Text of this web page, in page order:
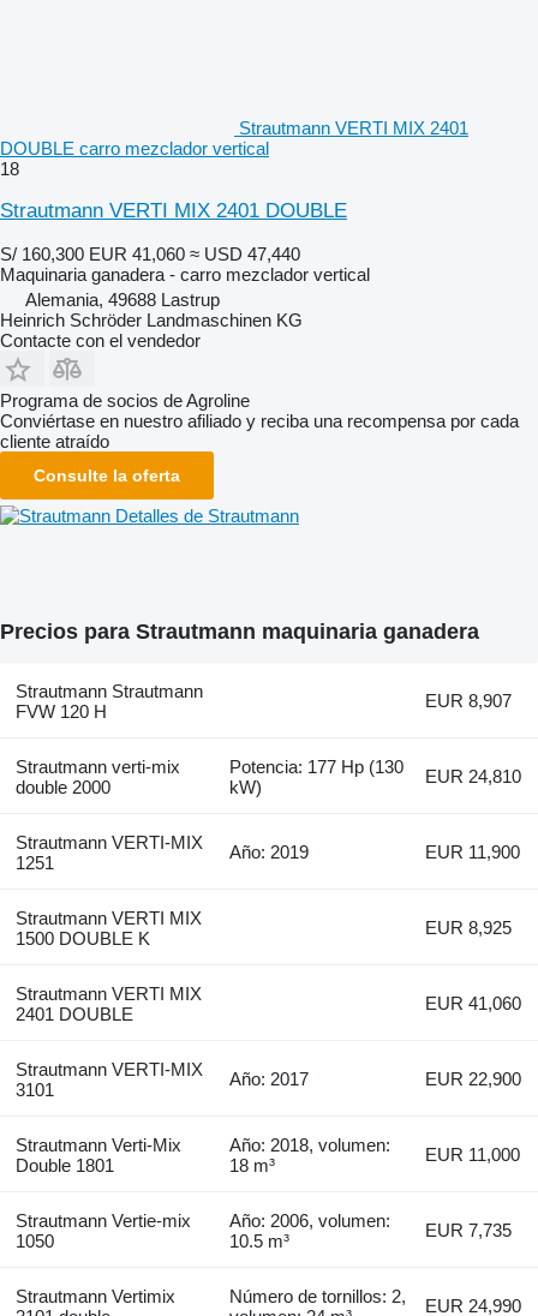
Strautmann VERTI MIX 2401
DOUBLE carro mezclador vertical
18
Strautmann VERTI MIX 2401 DOUBLE
S/ 160,300 EUR 41,060 ≈ USD 47,440
Maquinaria ganadera - carro mezclador vertical
Alemania, 49688 Lastrup
Heinrich Schröder Landmaschinen KG
Contacte con el vendedor
Programa de socios de Agroline
Conviértase en nuestro afiliado y reciba una recompensa por cada
cliente atraído
Consulte la oferta
Detalles de Strautmann
Precios para Strautmann maquinaria ganadera
Strautmann Strautmann
FVW 120 H
EUR 8,907
Strautmann verti-mix
double 2000
Potencia: 177 Hp (130
kW)
EUR 24,810
Strautmann VERTI-MIX
1251
Año: 2019 EUR 11,900
Strautmann VERTI MIX
1500 DOUBLE K
EUR 8,925
Strautmann VERTI MIX
2401 DOUBLE
EUR 41,060
Strautmann VERTI-MIX
3101
Año: 2017 EUR 22,900
Strautmann Verti-Mix
Double 1801
Año: 2018, volumen:
18 m³
EUR 11,000
Strautmann Vertie-mix
1050
Año: 2006, volumen:
10.5 m³
EUR 7,735
Strautmann Vertimix
Número de tornillos: 2,
EUR 24,990